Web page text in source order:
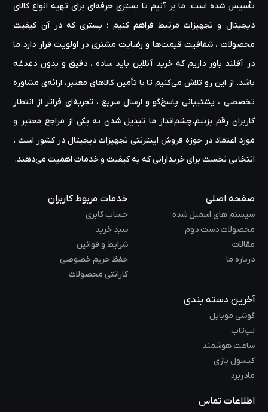
تأسیس شده است. ما بر آنیم تا بستری حرفه‌ای برای تهیه‌ انواع کالای
دیجیتال و تجهیزات مرتبط فراهم کنیم ؛ بستری که در آن کیفیت
محصولات ، شفافیت قیمت‌ها و رضایت مشتری در اولویت قرار دارد.ما
در آفلند باور داریم که خرید آنلاین باید ساده ، دقیق و بدون دغدغه
باشد. از این رو تلاش می‌کنیم تا با تأمین کالاهای معتبر، ارائه‌ی مشاوره‌
تخصصی ، پشتیبانی پاسخ‌گو و ارسال سریع ، تجربه‌ای فراتر از انتظار
کاربران رقم بزنیم.چشم‌انداز ما تبدیل شدن به یکی از مراجع معتبر و
مورد اعتماد در حوزه‌ فروش اینترنتی تجهیزات دیجیتال در کشور است .
انتخابی نخست برای خریدارانی که به کیفیت و خدمات اهمیت می‌دهند.
صفحه اصلی
سیستم های اسمبل شده
محصولات دست دوم
مقالات
درباره ما
خدمات مربوط کاربران
حساب کابری
سبد خرید
شرایط و قوانین
حفظ حریم خصوصی
گارانتی محصولات
آخرین دسته بندی
گوشی موبایل
لپ‌تاب
ساعت هوشمند
کنسول بازی
مادربرد
اطلاعات تماس